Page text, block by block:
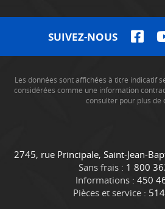
SUIVEZ-NOUS
Les données sont affichées à titre indicatif
considérées comme une information
consulter pour plus de
C
o
n
t
C
a
m
i
2745, rue Principale, Saint-Jean-
Sans frais : 1 800
Informations : 450
Pièces et service :